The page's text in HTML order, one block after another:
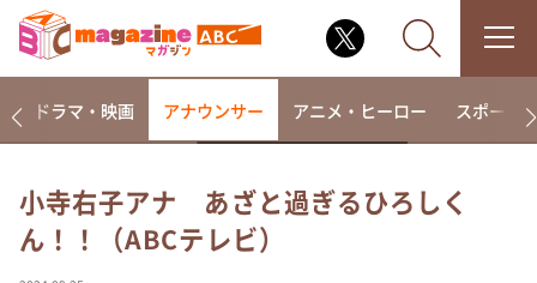
なるみ・岡村の過ぎるTV
相席食堂
ドラマ・映画 アナウンサー アニメ・ヒーロー スポーツ
小寺右子アナ あざと過ぎるひろしく
ん！！（ABCテレビ）